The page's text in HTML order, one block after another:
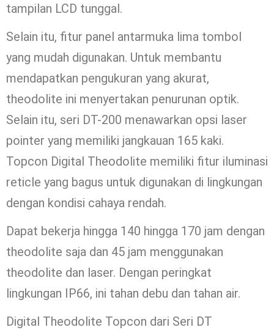
tampilan LCD tunggal.
Selain itu, fitur panel antarmuka lima tombol
yang mudah digunakan. Untuk membantu
mendapatkan pengukuran yang akurat,
theodolite ini menyertakan penurunan optik.
Selain itu, seri DT-200 menawarkan opsi laser
pointer yang memiliki jangkauan 165 kaki.
Topcon Digital Theodolite memiliki fitur iluminasi
reticle yang bagus untuk digunakan di lingkungan
dengan kondisi cahaya rendah.
Dapat bekerja hingga 140 hingga 170 jam dengan
theodolite saja dan 45 jam menggunakan
theodolite dan laser. Dengan peringkat
lingkungan IP66, ini tahan debu dan tahan air.
Digital Theodolite Topcon dari Seri DT